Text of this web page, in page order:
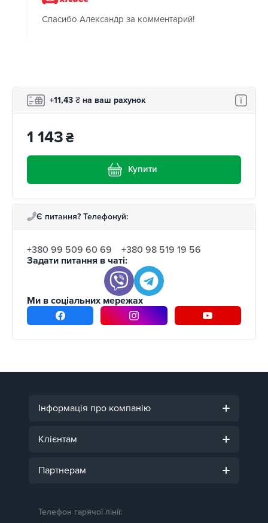
Спасибо Александр за комментарий!
+11,43 ₴ на ваш рахунок
1 143₴
Купити
Є питання? Телефонуй:
+380 99 509 60 69
+380 98 519 19 56
Задати питання в чаті:
Ми в соціальних мережах
Інформація про компанію
Клієнтам
Партнерам
Телефон гарячої лінії: